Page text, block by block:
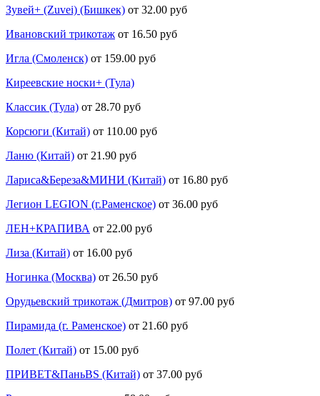
Зувей+ (Zuvei) (Бишкек) от 32.00 руб
Ивановский трикотаж от 16.50 руб
Игла (Смоленск) от 159.00 руб
Киреевские носки+ (Тула)
Классик (Тула) от 28.70 руб
Корсюги (Китай) от 110.00 руб
Ланю (Китай) от 21.90 руб
Лариса&Береза&МИНИ (Китай) от 16.80 руб
Легион LEGION (г.Раменское) от 36.00 руб
ЛЕН+КРАПИВА от 22.00 руб
Лиза (Китай) от 16.00 руб
Ногинка (Москва) от 26.50 руб
Орудьевский трикотаж (Дмитров) от 97.00 руб
Пирамида (г. Раменское) от 21.60 руб
Полет (Китай) от 15.00 руб
ПРИВЕТ&ПаньBS (Китай) от 37.00 руб